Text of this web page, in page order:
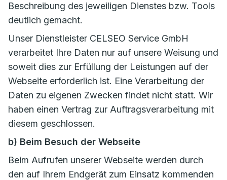
Beschreibung des jeweiligen Dienstes bzw. Tools
deutlich gemacht.
Unser Dienstleister CELSEO Service GmbH
verarbeitet Ihre Daten nur auf unsere Weisung und
soweit dies zur Erfüllung der Leistungen auf der
Webseite erforderlich ist. Eine Verarbeitung der
Daten zu eigenen Zwecken findet nicht statt. Wir
haben einen Vertrag zur Auftragsverarbeitung mit
diesem geschlossen.
b) Beim Besuch der Webseite
Beim Aufrufen unserer Webseite werden durch
den auf Ihrem Endgerät zum Einsatz kommenden